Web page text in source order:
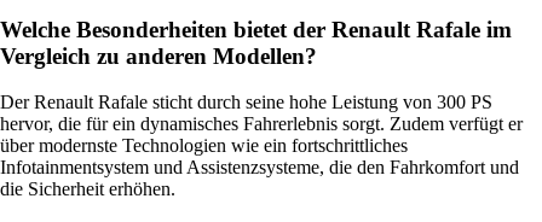
Welche Besonderheiten bietet der Renault Rafale im
Vergleich zu anderen Modellen?
Der Renault Rafale sticht durch seine hohe Leistung von 300 PS
hervor, die für ein dynamisches Fahrerlebnis sorgt. Zudem verfügt er
über modernste Technologien wie ein fortschrittliches
Infotainmentsystem und Assistenzsysteme, die den Fahrkomfort und
die Sicherheit erhöhen.